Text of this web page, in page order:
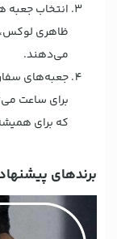
انتخاب جعبه
ظاهری
می‌دهند.
جعبه‌های
برای ساعت
که برای
برندهای